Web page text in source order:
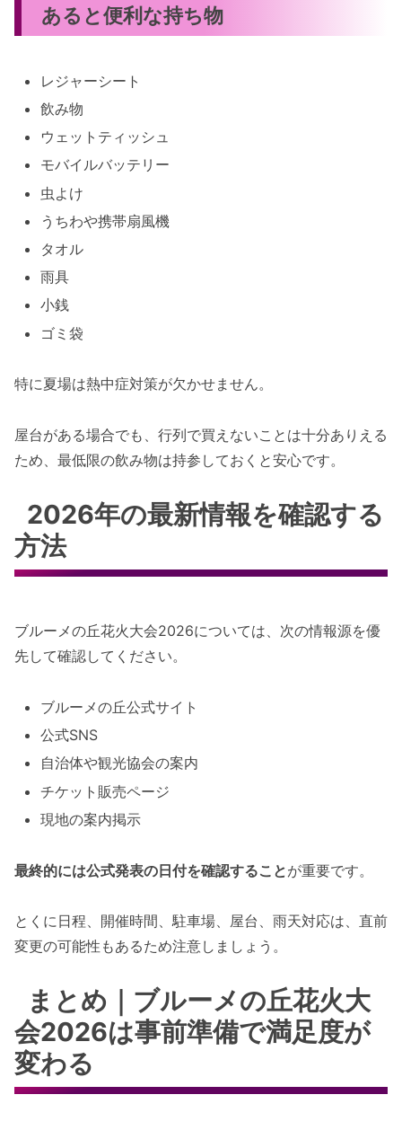
あると便利な持ち物
レジャーシート
飲み物
ウェットティッシュ
モバイルバッテリー
虫よけ
うちわや携帯扇風機
タオル
雨具
小銭
ゴミ袋
特に夏場は熱中症対策が欠かせません。
屋台がある場合でも、行列で買えないことは十分ありえる
ため、最低限の飲み物は持参しておくと安心です。
2026年の最新情報を確認する
方法
ブルーメの丘花火大会2026については、次の情報源を優
先して確認してください。
ブルーメの丘公式サイト
公式SNS
自治体や観光協会の案内
チケット販売ページ
現地の案内掲示
最終的には公式発表の日付を確認することが重要です。
とくに日程、開催時間、駐車場、屋台、雨天対応は、直前
変更の可能性もあるため注意しましょう。
まとめ｜ブルーメの丘花火大
会2026は事前準備で満足度が
変わる